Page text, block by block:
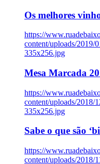
Os melhores
https://
content/uploads/2019/
335x256.jpg
Mesa Marcada
https://
content/uploads/2018/
335x256.jpg
Sabe o que são
https://
content/uploads/2018/